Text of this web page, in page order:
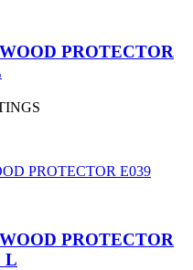
PROTECTOR
PROTECTOR
L